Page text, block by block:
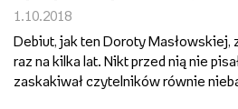
słuchowisko Metaforma
1.10.2018
Debiut, jak ten Doroty Masłowskiej,
raz na kilka lat. Nikt przed nią nie
zaskakiwał czytelników równie